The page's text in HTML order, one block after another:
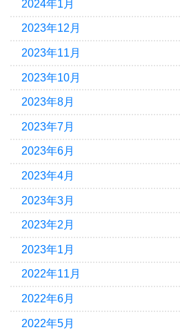
2024年1月
2023年12月
2023年11月
2023年10月
2023年8月
2023年7月
2023年6月
2023年4月
2023年3月
2023年2月
2023年1月
2022年11月
2022年6月
2022年5月